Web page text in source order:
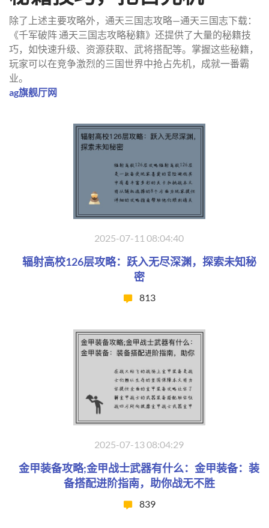
除了上述主要攻略外，通天三国志攻略—通天三国志下载：
《千军破阵 通天三国志攻略秘籍》还提供了大量的秘籍技
巧，如快速升级、资源获取、武将搭配等。掌握这些秘籍，
玩家可以在竞争激烈的三国世界中抢占先机，成就一番霸
业。
ag旗舰厅网
2025-07-11 08:04:40
辐射高校126层攻略：跃入无尽深渊，探索未知秘
密
813
2025-07-13 08:04:29
金甲装备攻略;金甲战士武器有什么：金甲装备：装
备搭配进阶指南，助你战无不胜
839